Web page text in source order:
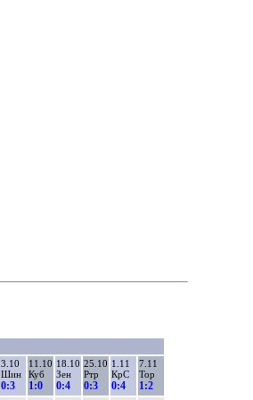
3.10
Шин
0:3
11.10
Куб
1:0
18.10
Зен
0:4
25.10
Ртр
0:3
1.11
КрС
0:4
7.11
Тор
1:2